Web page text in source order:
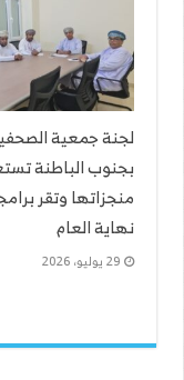
لجنة جمعية
بجنوب الباطنة
منجزاتها وتقر
نهاية العام
29 يوليو، 2026